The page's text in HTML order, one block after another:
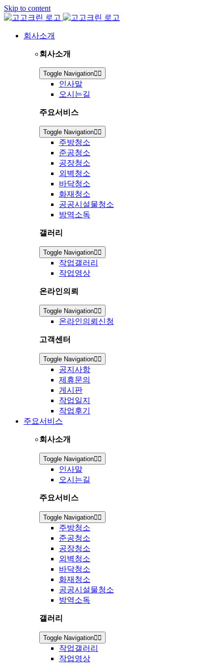
Skip to content
회사소개
회사소개
Toggle Navigation
인사말
오시는길
주요서비스
Toggle Navigation
주방청소
준공청소
공장청소
외벽청소
바닥청소
화재청소
공공시설물청소
방역소독
갤러리
Toggle Navigation
작업갤러리
작업영상
온라인의뢰
Toggle Navigation
온라인의뢰신청
고객센터
Toggle Navigation
공지사항
제휴문의
게시판
작업일지
작업후기
주요서비스
회사소개
Toggle Navigation
인사말
오시는길
주요서비스
Toggle Navigation
주방청소
준공청소
공장청소
외벽청소
바닥청소
화재청소
공공시설물청소
방역소독
갤러리
Toggle Navigation
작업갤러리
작업영상